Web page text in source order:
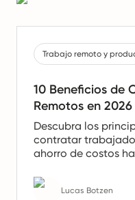
Trabajo remoto y
10 Beneficios de
Remotos en 2026
Descubra los
contratar
ahorro de costos
remotos son el
Lucas Botzen